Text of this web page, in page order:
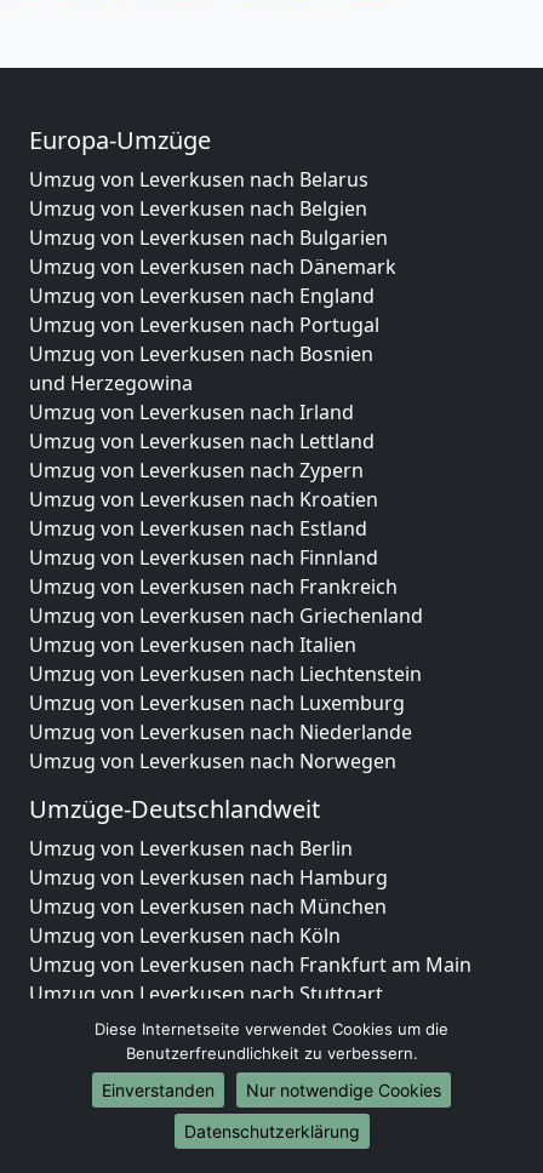
Europa-Umzüge
Umzug von Leverkusen nach Belarus
Umzug von Leverkusen nach Belgien
Umzug von Leverkusen nach Bulgarien
Umzug von Leverkusen nach Dänemark
Umzug von Leverkusen nach England
Umzug von Leverkusen nach Portugal
Umzug von Leverkusen nach Bosnien
und Herzegowina
Umzug von Leverkusen nach Irland
Umzug von Leverkusen nach Lettland
Umzug von Leverkusen nach Zypern
Umzug von Leverkusen nach Kroatien
Umzug von Leverkusen nach Estland
Umzug von Leverkusen nach Finnland
Umzug von Leverkusen nach Frankreich
Umzug von Leverkusen nach Griechenland
Umzug von Leverkusen nach Italien
Umzug von Leverkusen nach Liechtenstein
Umzug von Leverkusen nach Luxemburg
Umzug von Leverkusen nach Niederlande
Umzug von Leverkusen nach Norwegen
Umzüge-Deutschlandweit
Umzug von Leverkusen nach Berlin
Umzug von Leverkusen nach Hamburg
Umzug von Leverkusen nach München
Umzug von Leverkusen nach Köln
Umzug von Leverkusen nach Frankfurt am Main
Umzug von Leverkusen nach Stuttgart
Umzug von Leverkusen nach Düsseldorf
Umzug von Leverkusen nach Leipzig
Umzug von Leverkusen nach Dortmund
Umzug von Leverkusen nach Essen
Umzug von Leverkusen nach Bremen
Diese Internetseite verwendet Cookies um die
Benutzerfreundlichkeit zu verbessern.
Einverstanden
Nur notwendige Cookies
Datenschutzerklärung